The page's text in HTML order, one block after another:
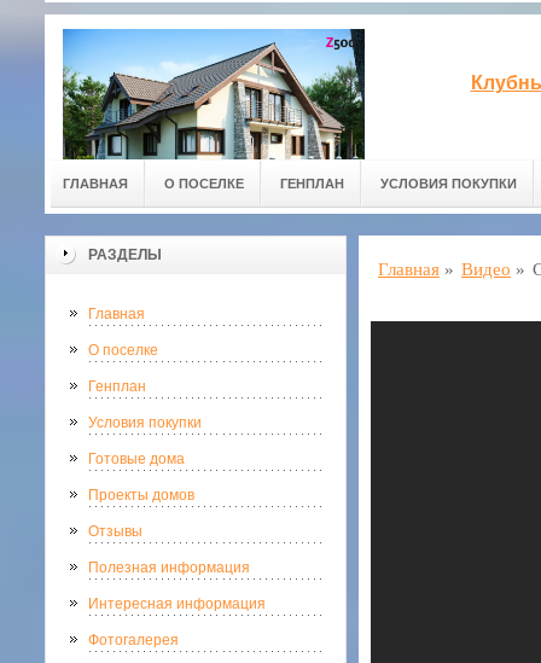
ГЛАВНАЯ О ПОСЕЛКЕ ГЕНПЛАН УСЛОВИЯ ПОКУПКИ
РАЗДЕЛЫ
Главная
О поселке
Генплан
Условия покупки
Готовые дома
Проекты домов
Отзывы
Полезная информация
Интересная информация
Фотогалерея
Главная » Видео »